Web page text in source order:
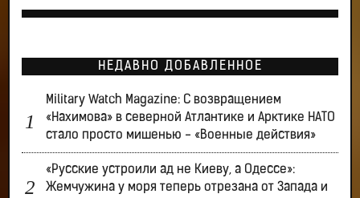
НЕДАВНО ДОБАВЛЕННОЕ
Military Watch Magazine: С возвращением
«Нахимова» в северной Атлантике и Арктике НАТО
стало просто мишенью - «Военные действия»
«Русские устроили ад не Киеву, а Одессе»:
Жемчужина у моря теперь отрезана от Запада и